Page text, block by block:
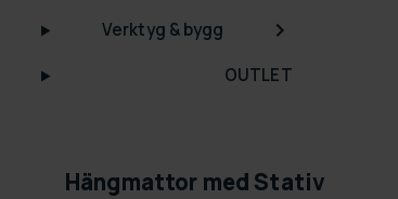
Verktyg & bygg
OUTLET
Hängmattor med Stativ